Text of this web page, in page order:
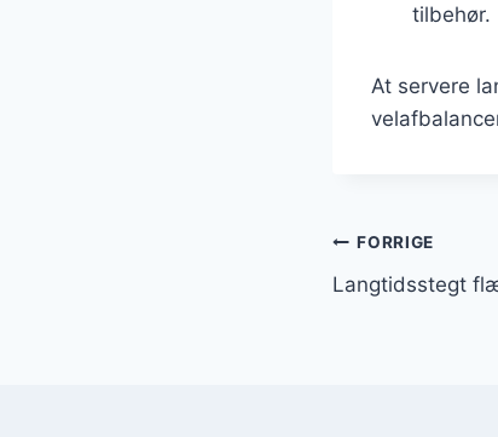
tilbehør.
At servere
FORRIGE
Langtidsstegt